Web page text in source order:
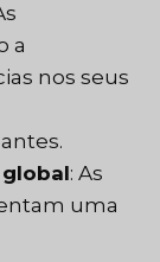
a
nos seus
: As
uma